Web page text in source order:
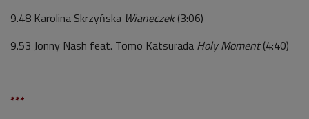
9.48 Karolina Skrzyńska Wianeczek(3:06)
9.53 Jonny Nash feat. Tomo Katsurada Holy Moment(4:40)
***